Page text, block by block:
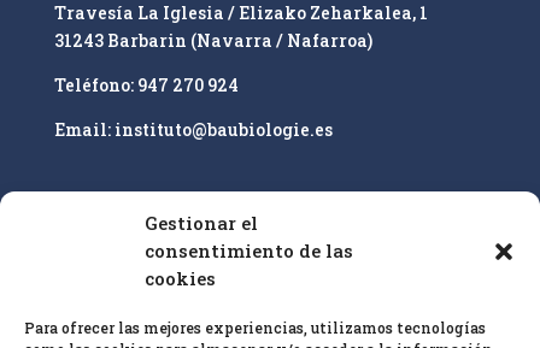
Gestionar el
consentimiento de las
cookies
Para ofrecer las mejores experiencias, utilizamos tecnologías
Travesía La Iglesia / Elizako Zeharkalea, 1
31243 Barbarin (Navarra / Nafarroa)
Teléfono: 947 270 924
Email: instituto@baubiologie.es
Nuestro enfoque es la educación superior y la
cualificación profesional de especialistas en
de bioconstruccióny biología del hábitat y el